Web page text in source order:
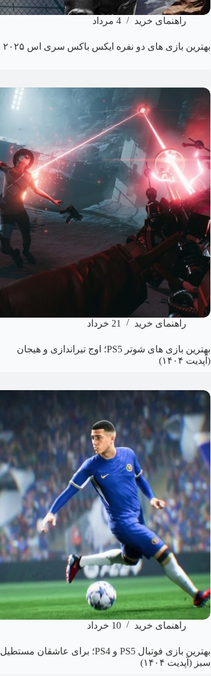
راهنمای خرید 4 مرداد
بهترین بازی های دو نفره ایکس باکس سری اس ۲۰۲۵
راهنمای خرید 21 خرداد
بهترین بازی های شوتر PS5؛ اوج تیراندازی و هیجان
(آپدیت ۱۴۰۴)
راهنمای خرید 10 خرداد
بهترین بازی فوتبال PS5 و PS4؛ برای عاشقان مستطیل
سبز (آپدیت ۱۴۰۴)